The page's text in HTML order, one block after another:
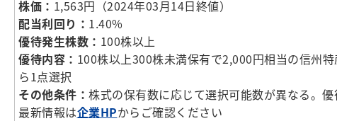
株価： 1,563円（2024年03月14日終値）
配当利回り： 1.40%
優待発生株数： 100株以上
優待内容： 100株以上300株未満保有で2,000円相当の信州
ら1点選択
その他条件： 株式の保有数に応じて選択可能数が異なる。
最新情報は企業HPからご確認ください